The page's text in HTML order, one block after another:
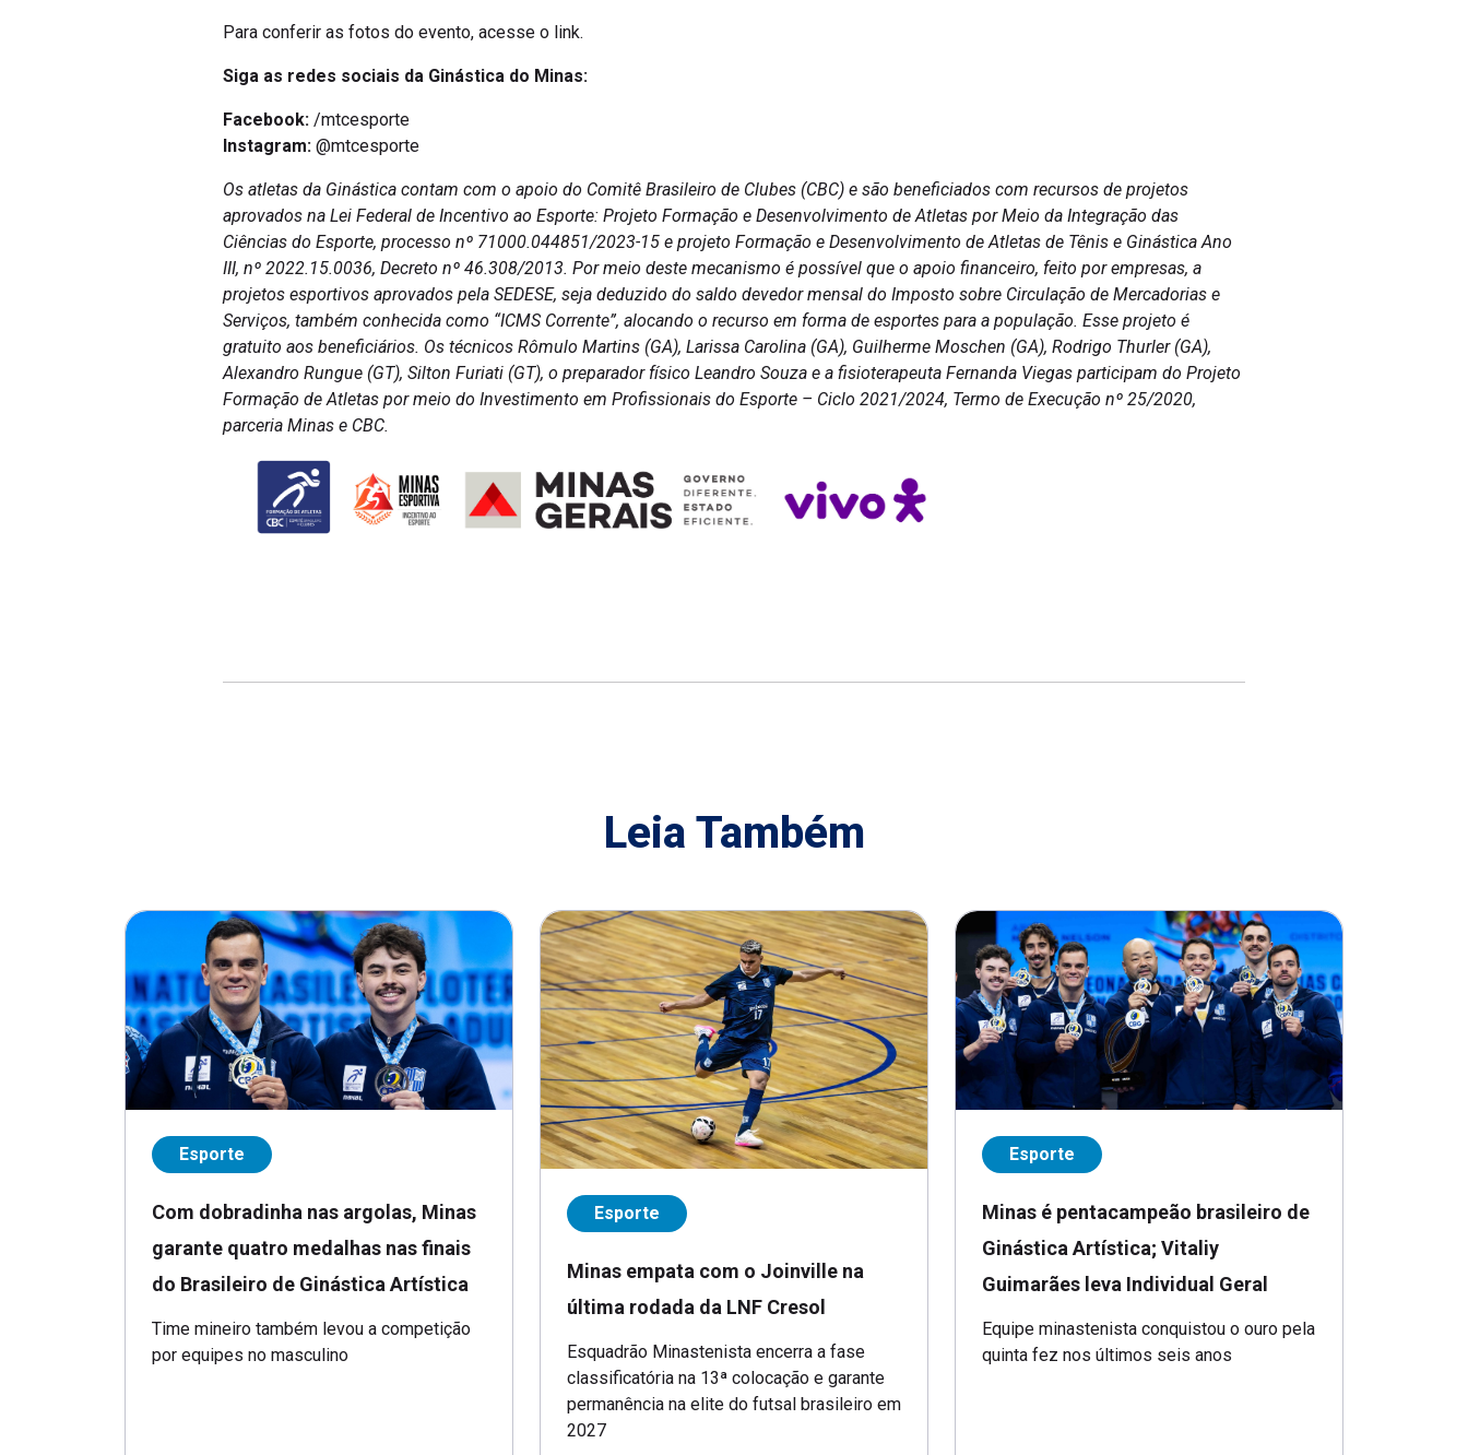
Para conferir as fotos do evento, acesse o link.
Siga as redes sociais da Ginástica do Minas:
Facebook: /mtcesporte
Instagram: @mtcesporte
Os atletas da Ginástica contam com o apoio do Comitê Brasileiro de Clubes (CBC) e são beneficiados com recursos de projetos
aprovados na Lei Federal de Incentivo ao Esporte: Projeto Formação e Desenvolvimento de Atletas por Meio da Integração das
Ciências do Esporte, processo nº 71000.044851/2023-15 e projeto Formação e Desenvolvimento de Atletas de Tênis e Ginástica Ano
III, nº 2022.15.0036, Decreto nº 46.308/2013. Por meio deste mecanismo é possível que o apoio financeiro, feito por empresas, a
projetos esportivos aprovados pela SEDESE, seja deduzido do saldo devedor mensal do Imposto sobre Circulação de Mercadorias e
Serviços, também conhecida como “ICMS Corrente”, alocando o recurso em forma de esportes para a população. Esse projeto é
gratuito aos beneficiários. Os técnicos Rômulo Martins (GA), Larissa Carolina (GA), Guilherme Moschen (GA), Rodrigo Thurler (GA),
Alexandro Rungue (GT), Silton Furiati (GT), o preparador físico Leandro Souza e a fisioterapeuta Fernanda Viegas participam do Projeto
Formação de Atletas por meio do Investimento em Profissionais do Esporte – Ciclo 2021/2024, Termo de Execução nº 25/2020,
parceria Minas e CBC.
Leia Também
Esporte
Com dobradinha nas argolas, Minas
garante quatro medalhas nas finais
do Brasileiro de Ginástica Artística
Time mineiro também levou a competição
por equipes no masculino
Esporte
Minas empata com o Joinville na
última rodada da LNF Cresol
Esquadrão Minastenista encerra a fase
classificatória na 13ª colocação e garante
permanência na elite do futsal brasileiro em
2027
Esporte
Minas é pentacampeão brasileiro de
Ginástica Artística; Vitaliy
Guimarães leva Individual Geral
Equipe minastenista conquistou o ouro pela
quinta fez nos últimos seis anos